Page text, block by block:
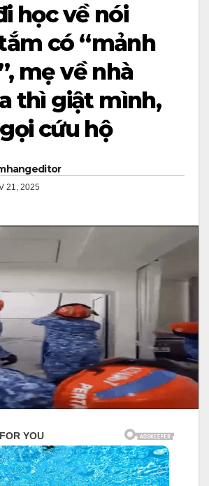
học về nói
có “mảnh
mẹ về nhà
thì giật mình,
cứu hộ
21, 2025